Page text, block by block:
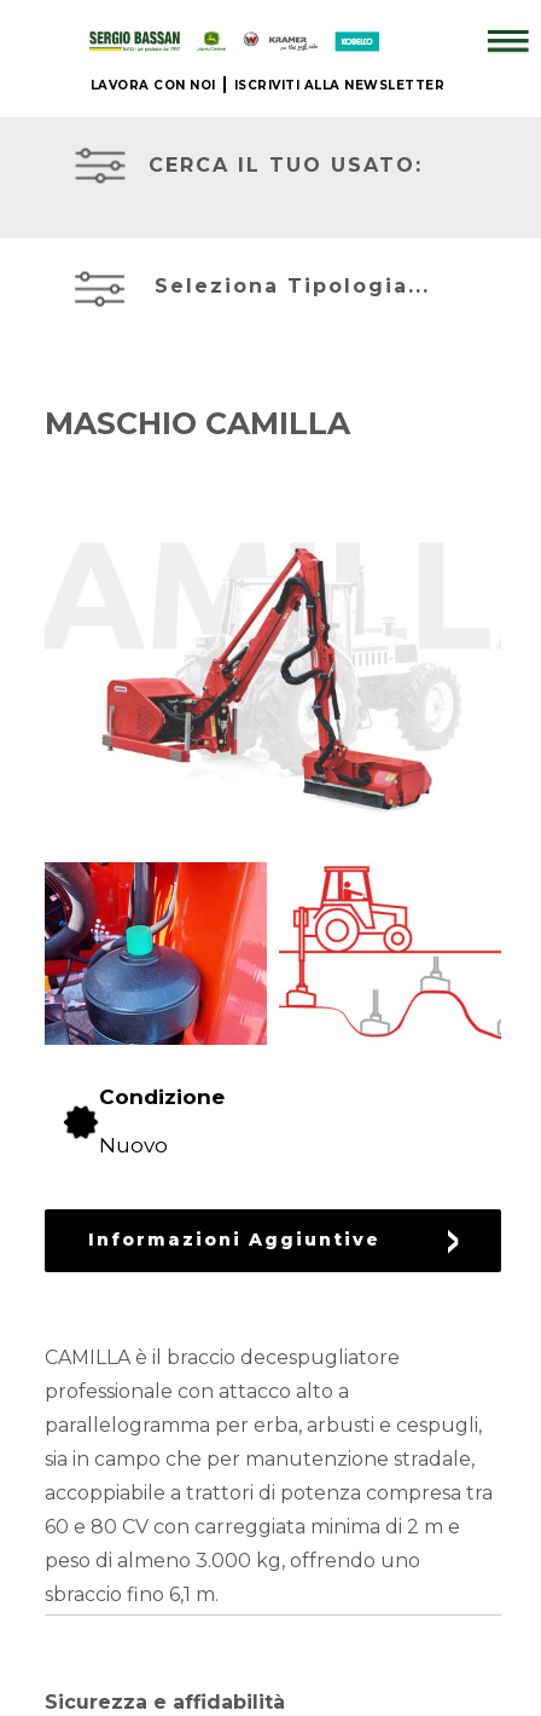
LAVORA CON NOI ISCRIVITI ALLA NEWSLETTER
NUOVO
PROMOZIONI
NEWS
CONTATTI
CERCA IL TUO USATO:
Seleziona Tipologia...
MASCHIO CAMILLA
Condizione
Nuovo
Informazioni Aggiuntive
CAMILLA è il braccio decespugliatore
professionale con attacco alto a
parallelogramma per erba, arbusti e cespugli,
sia in campo che per manutenzione stradale,
accoppiabile a trattori di potenza compresa tra
60 e 80 CV con carreggiata minima di 2 m e
peso di almeno 3.000 kg, offrendo uno
sbraccio fino 6,1 m.
Sicurezza e affidabilità
TESTATE
GIARDINAGGIO
RICAMBI